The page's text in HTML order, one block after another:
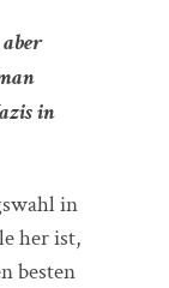
in
in
her ist,
besten